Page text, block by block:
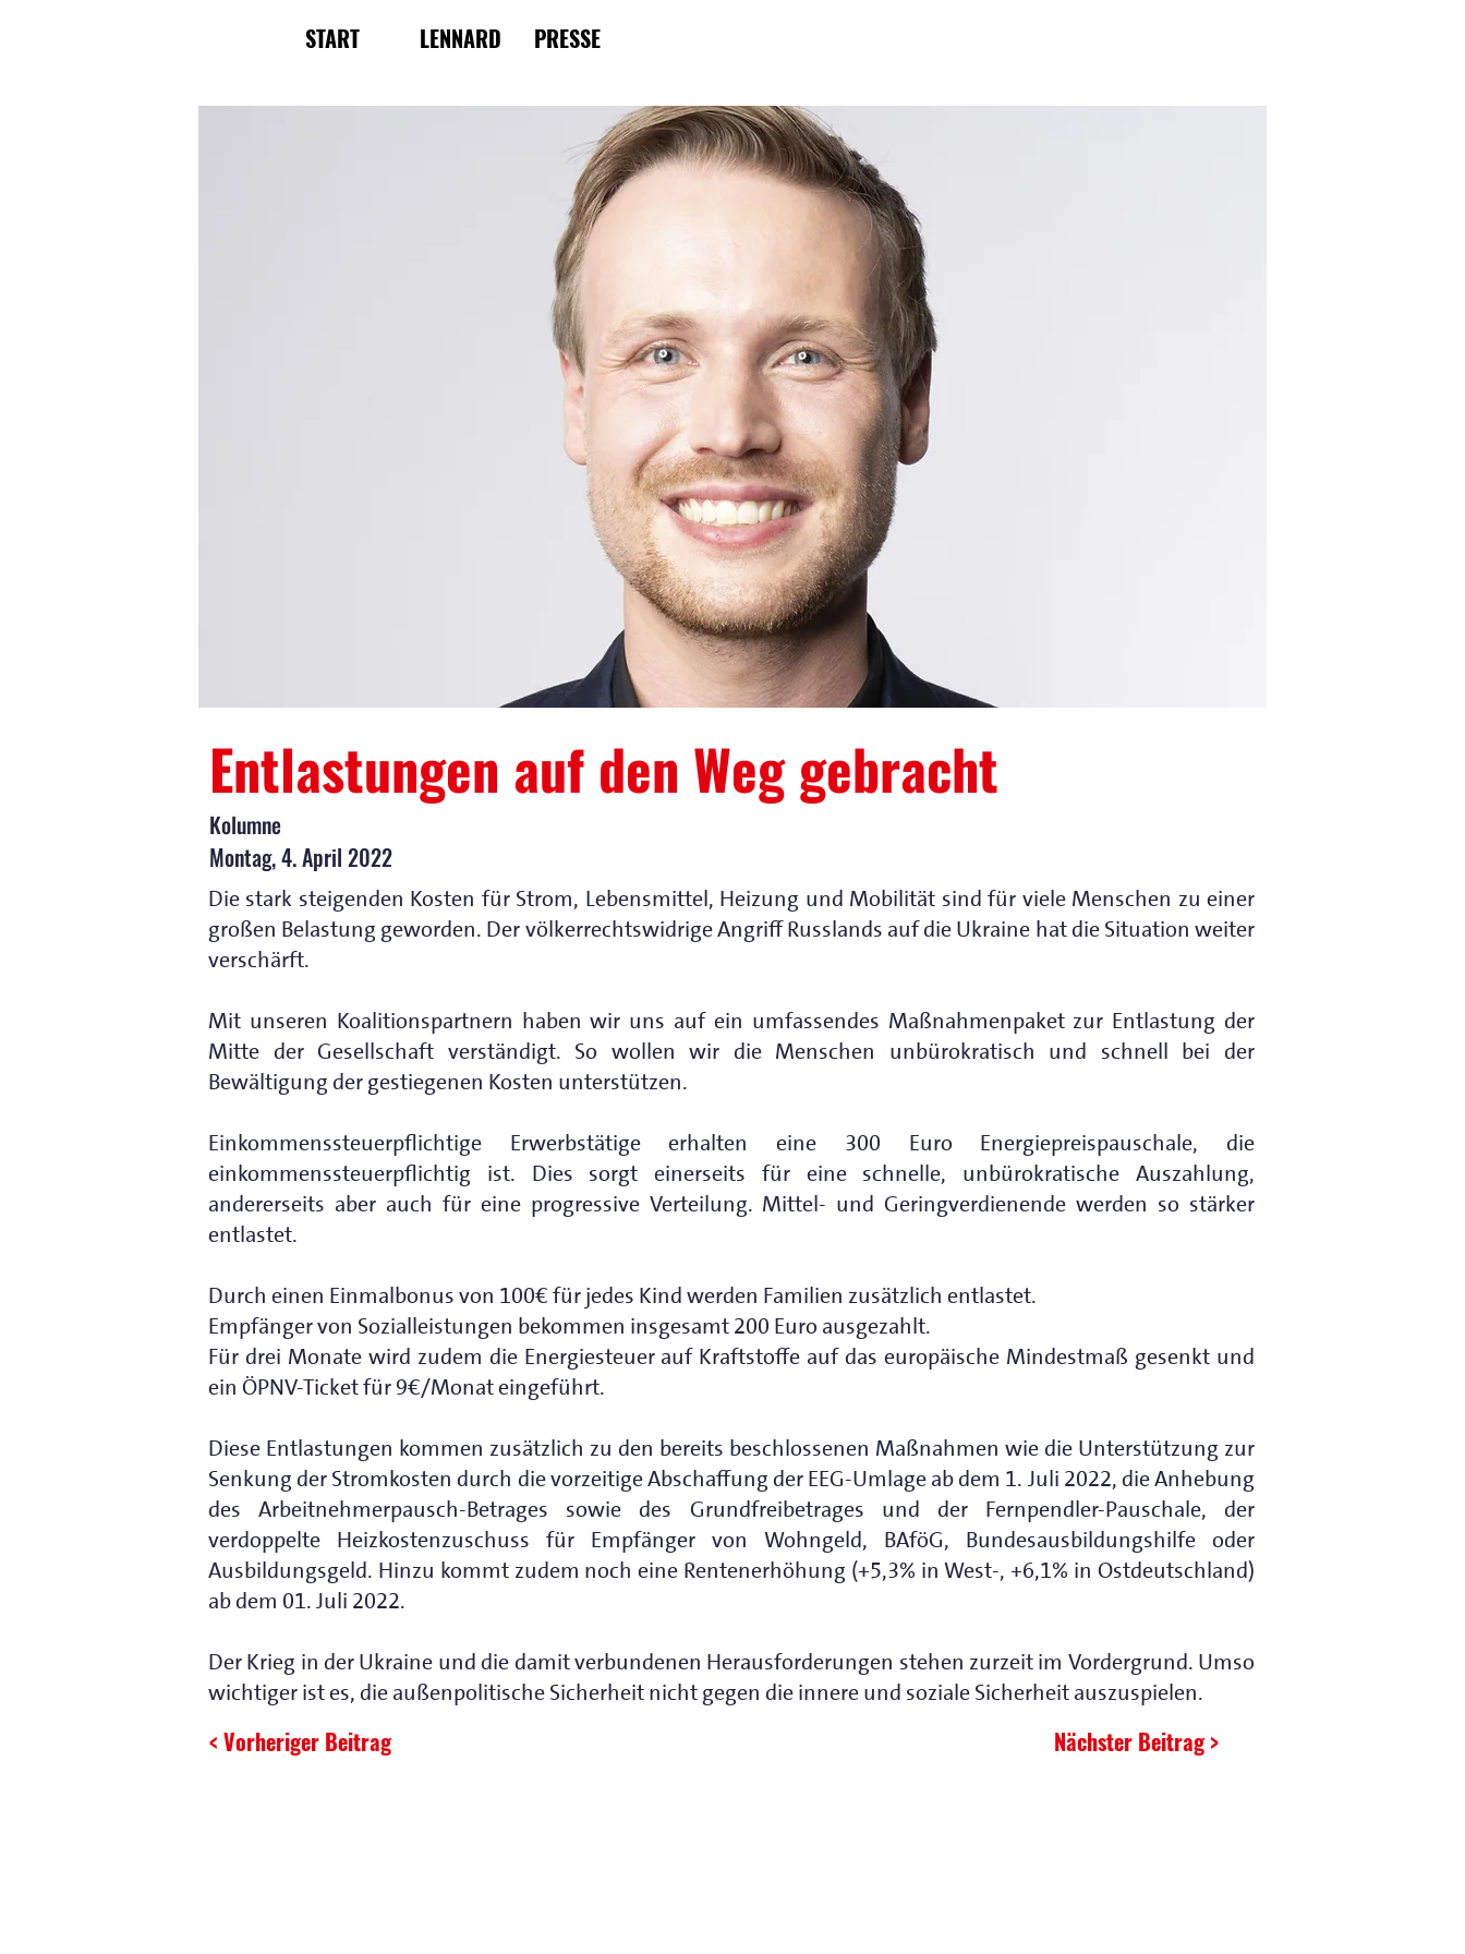
START LENNARD PRESSE
Entlastungen auf den Weg gebracht
Kolumne
Montag, 4. April 2022
Die stark steigenden Kosten für Strom, Lebensmittel, Heizung und Mobilität sind für viele Menschen zu einer
großen Belastung geworden. Der völkerrechtswidrige Angriff Russlands auf die Ukraine hat die Situation weiter
verschärft.
Mit unseren Koalitionspartnern haben wir uns auf ein umfassendes Maßnahmenpaket zur Entlastung der
Mitte der Gesellschaft verständigt. So wollen wir die Menschen unbürokratisch und schnell bei der
Bewältigung der gestiegenen Kosten unterstützen.
Einkommenssteuerpflichtige Erwerbstätige erhalten eine 300 Euro Energiepreispauschale, die
einkommenssteuerpflichtig ist. Dies sorgt einerseits für eine schnelle, unbürokratische Auszahlung,
andererseits aber auch für eine progressive Verteilung. Mittel- und Geringverdienende werden so stärker
entlastet.
Durch einen Einmalbonus von 100€ für jedes Kind werden Familien zusätzlich entlastet.
Empfänger von Sozialleistungen bekommen insgesamt 200 Euro ausgezahlt.
Für drei Monate wird zudem die Energiesteuer auf Kraftstoffe auf das europäische Mindestmaß gesenkt und
ein ÖPNV-Ticket für 9€/Monat eingeführt.
Diese Entlastungen kommen zusätzlich zu den bereits beschlossenen Maßnahmen wie die Unterstützung zur
Senkung der Stromkosten durch die vorzeitige Abschaffung der EEG-Umlage ab dem 1. Juli 2022, die Anhebung
des Arbeitnehmerpausch-Betrages sowie des Grundfreibetrages und der Fernpendler-Pauschale, der
verdoppelte Heizkostenzuschuss für Empfänger von Wohngeld, BAföG, Bundesausbildungshilfe oder
Ausbildungsgeld. Hinzu kommt zudem noch eine Rentenerhöhung (+5,3% in West-, +6,1% in Ostdeutschland)
ab dem 01. Juli 2022.
Der Krieg in der Ukraine und die damit verbundenen Herausforderungen stehen zurzeit im Vordergrund. Umso
wichtiger ist es, die außenpolitische Sicherheit nicht gegen die innere und soziale Sicherheit auszuspielen.
< Vorheriger Beitrag Nächster Beitrag >